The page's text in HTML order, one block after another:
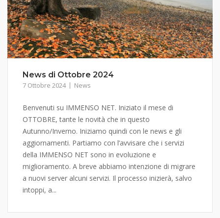
News di Ottobre 2024
7 Ottobre 2024 News
Benvenuti su IMMENSO NET. Iniziato il mese di
OTTOBRE, tante le novità che in questo
Autunno/Inverno. Iniziamo quindi con le news e gli
aggiornamenti. Partiamo con l’avvisare che i servizi
della IMMENSO NET sono in evoluzione e
miglioramento. A breve abbiamo intenzione di migrare
a nuovi server alcuni servizi. Il processo inizierà, salvo
intoppi, a...